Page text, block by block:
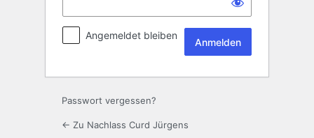
Angemeldet bleiben
Passwort vergessen?
← Zu Nachlass Curd Jürgens